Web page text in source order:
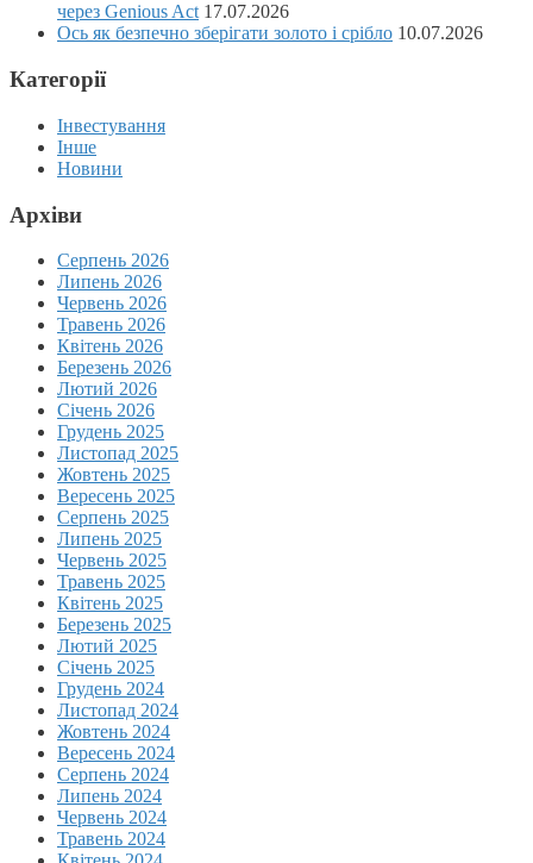
через Genious Act 17.07.2026
Ось як безпечно зберігати золото і срібло 10.07.2026
Категорії
Інвестування
Інше
Новини
Архіви
Серпень 2026
Липень 2026
Червень 2026
Травень 2026
Квітень 2026
Березень 2026
Лютий 2026
Січень 2026
Грудень 2025
Листопад 2025
Жовтень 2025
Вересень 2025
Серпень 2025
Липень 2025
Червень 2025
Травень 2025
Квітень 2025
Березень 2025
Лютий 2025
Січень 2025
Грудень 2024
Листопад 2024
Жовтень 2024
Вересень 2024
Серпень 2024
Липень 2024
Червень 2024
Травень 2024